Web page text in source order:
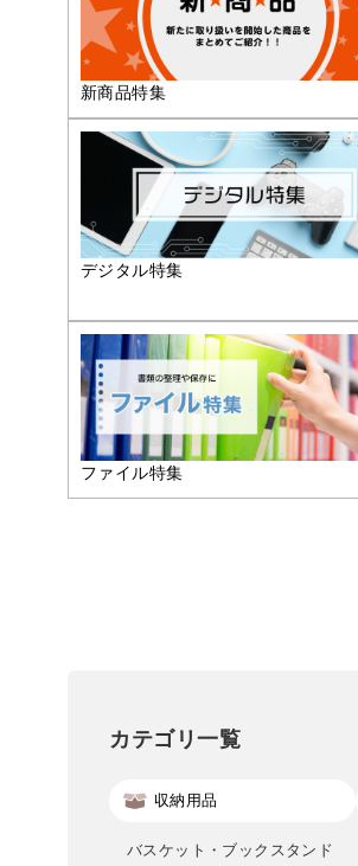
新商品特集
デジタル特集
ファイル特集
カテゴリ一覧
収納用品
バスケット・ブックスタンド